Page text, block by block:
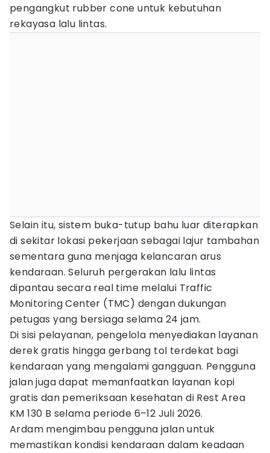
pengangkut rubber cone untuk kebutuhan
rekayasa lalu lintas.
Selain itu, sistem buka-tutup bahu luar diterapkan
di sekitar lokasi pekerjaan sebagai lajur tambahan
sementara guna menjaga kelancaran arus
kendaraan. Seluruh pergerakan lalu lintas
dipantau secara real time melalui Traffic
Monitoring Center (TMC) dengan dukungan
petugas yang bersiaga selama 24 jam.
Di sisi pelayanan, pengelola menyediakan layanan
derek gratis hingga gerbang tol terdekat bagi
kendaraan yang mengalami gangguan. Pengguna
jalan juga dapat memanfaatkan layanan kopi
gratis dan pemeriksaan kesehatan di Rest Area
KM 130 B selama periode 6–12 Juli 2026.
Ardam mengimbau pengguna jalan untuk
memastikan kondisi kendaraan dalam keadaan